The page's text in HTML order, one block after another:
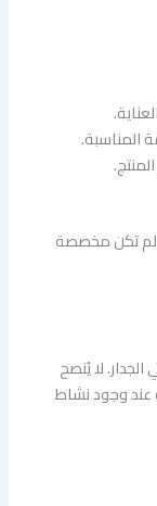
المناسبة.
لم تكن مخصصة
لا يُنصح
عند وجود نشاط